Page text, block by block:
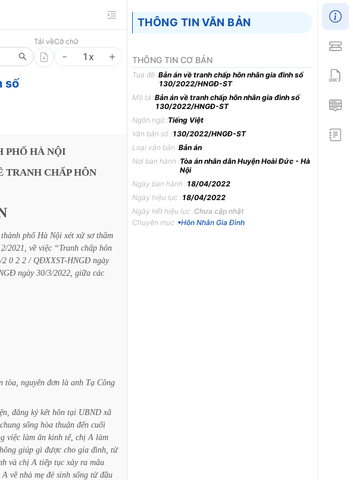
Tải vềCỡ chữ
1 x
số
PHỐ HÀ NỘI
TRANH CHẤP HÔN
thành phố Hà Nội xét xử sơ thẩm
2021, về việc “Tranh chấp hôn
2 0 2 2 / QĐXXST-HNGĐ ngày
ngày 30/3/2022, giữa các
tòa, nguyên đơn là anh Tạ Công
đăng ký kết hôn tại UBND xã
chung sống hòa thuận đến cuối
việc làm ăn kinh tế, chị A làm
giúp gì được cho gia đình, từ
và chị A tiếp tục xảy ra mâu
A về nhà mẹ đẻ sinh sống từ đầu
THÔNG TIN VĂN BẢN
THÔNG TIN CƠ BẢN
Tựa đề :Bản án về tranh chấp hôn nhân gia đình số
130/2022/HNGĐ-ST
Mô tả :Bản án về tranh chấp hôn nhân gia đình số
130/2022/HNGĐ-ST
Ngôn ngữ :Tiếng Việt
Văn bản số :130/2022/HNGĐ-ST
Loại văn bản :Bản án
Nơi ban hành :Tòa án nhân dân Huyện Hoài Đức - Hà
Nội
Ngày ban hành :18/04/2022
Ngày hiệu lực :18/04/2022
Ngày hết hiệu lực :Chưa cập nhật
Chuyên mục : Hôn Nhân Gia Đình